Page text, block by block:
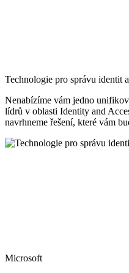
Technologie pro správu identit
Nenabízíme vám jedno
lídrů v oblasti Identity and
navrhneme řešení, které vám
Microsoft